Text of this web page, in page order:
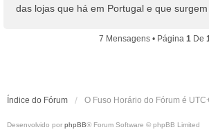
das lojas que há em Portugal e que surgem
7 Mensagens • Página 1 De
Índice do Fórum O Fuso Horário do Fórum é
Desenvolvido por phpBB® Forum Software © phpBB Limited